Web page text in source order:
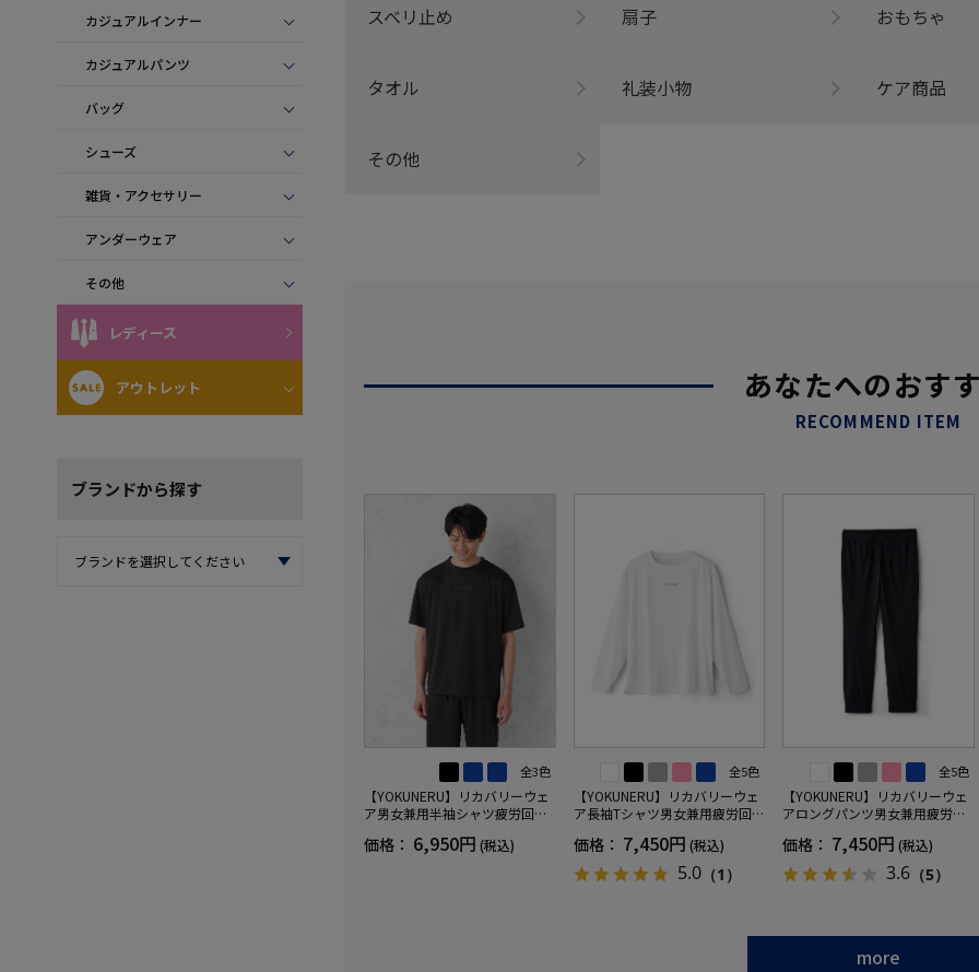
カジュアルインナー
カジュアルパンツ
バッグ
シューズ
雑貨・アクセサリー
アンダーウェア
その他
レディース
アウトレット
ブランドから探す
スベリ止め 扇子 おもちゃ
タオル 礼装小物 ケア商品
その他
あなたへのおす
RECOMMEND ITEM
全3色
【YOKUNERU】リカバリーウェ
ア男女兼用半袖シャツ疲労回復
(R)【一般医療機器】SS～LLサイ
価格： 6,950円 (税込)
全5色
【YOKUNERU】リカバリーウェ
ア長袖Tシャツ男女兼用疲労回復
(R)【一般医療機器】SS～LLサイ
ズ
価格： 7,450円 (税込)
5.0（1）
全5色
【YOKUNERU】リカバリーウェ
アロングパンツ男女兼用疲労回
IX(R)【一般医療機器】SS～LLサ
イズ
価格： 7,450円 (税込)
3.6 （5）
more